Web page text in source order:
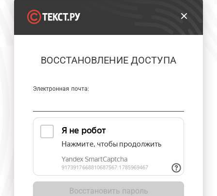
ВОССТАНОВЛЕНИЕ ДОСТУПА
Электронная почта:
Восстановить пароль